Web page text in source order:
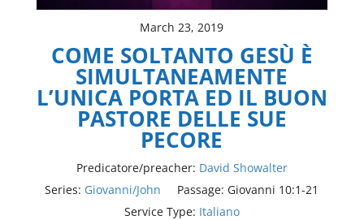
March 23, 2019
COME SOLTANTO GESÙ È
SIMULTANEAMENTE
L’UNICA PORTA ED IL BUON
PASTORE DELLE SUE
PECORE
Predicatore/preacher: David Showalter
Series: Giovanni/John Passage: Giovanni 10:1-21
Service Type: Italiano